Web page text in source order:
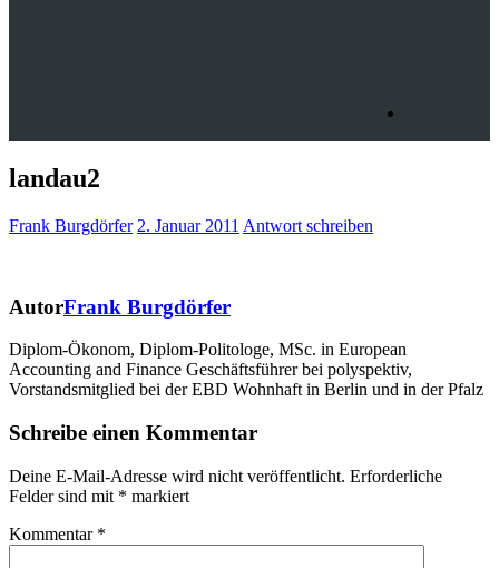
landau2
Frank Burgdörfer 2. Januar 2011 Antwort schreiben
AutorFrank Burgdörfer
Diplom-Ökonom, Diplom-Politologe, MSc. in European
Accounting and Finance Geschäftsführer bei polyspektiv,
Vorstandsmitglied bei der EBD Wohnhaft in Berlin und in der Pfalz
Schreibe einen Kommentar
Deine E-Mail-Adresse wird nicht veröffentlicht. Erforderliche
Felder sind mit * markiert
Kommentar *